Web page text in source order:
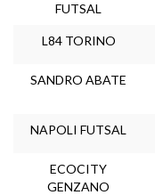
FUTSAL
L84 TORINO
SANDRO ABATE
NAPOLI FUTSAL
ECOCITY
GENZANO